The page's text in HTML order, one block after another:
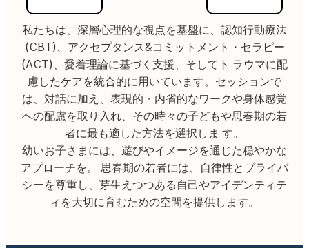
私たちは、深層心理的な視点を基盤に、認知行動療法
(CBT)、アクセプタンス&コミットメント・セラピー
(ACT)、愛着理論に基づく支援、そしてト ラウマに配
慮したケアを統合的に用いています。セッションで
は、対話に加え、表現的・内省的なワークや身体感覚
への配慮を取り入れ、その時々の子どもや思春期の若
者に最も適した方法を選択しま す。
幼いお子さまには、遊びやイメージを通じた穏やかな
アプローチを。 思春期の若者には、自律性とプライバ
シーを尊重し、芽生えつつある自己やアイデンティテ
ィを大切に育むための空間を提供します。